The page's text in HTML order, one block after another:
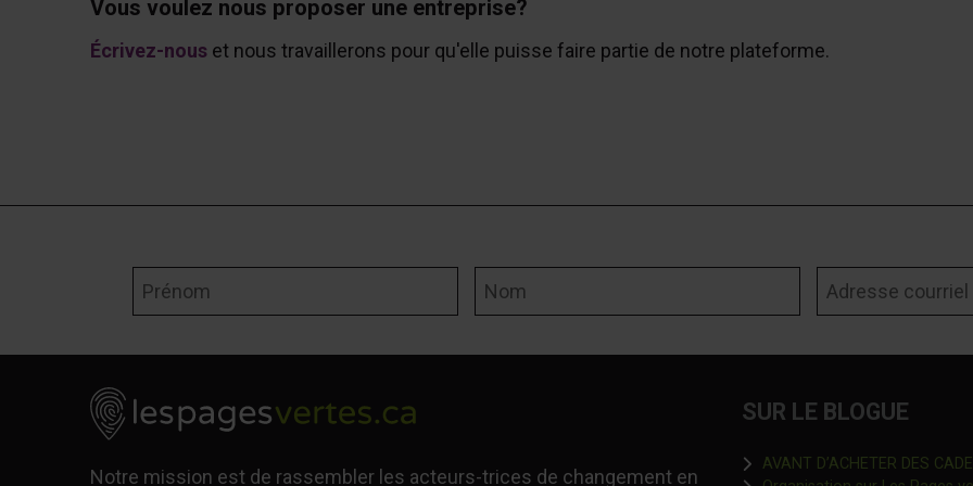
Vous voulez nous proposer une entreprise?
Écrivez-nouset nous travaillerons pour qu'elle puisse faire partie de notre plateforme.
Notre mission est de rassembler les acteurs-trices de changement en
SUR LE BLOGUE
AVANT D’ACHETER DES